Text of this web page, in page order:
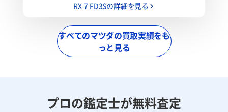
RX-7 FD3Sの詳細を見る
すべてのマツダの買取実績をも
っと見る
プロの鑑定士が無料査定